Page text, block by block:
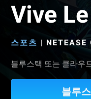
Vive
스포츠 | NETEASE
블루스택 또는 클라우
블루